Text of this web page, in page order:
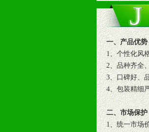
一、产品优势
1、个性化风
2、品种齐全
3、口碑好、
4、包装精细
二、市场保护
1、统一市场